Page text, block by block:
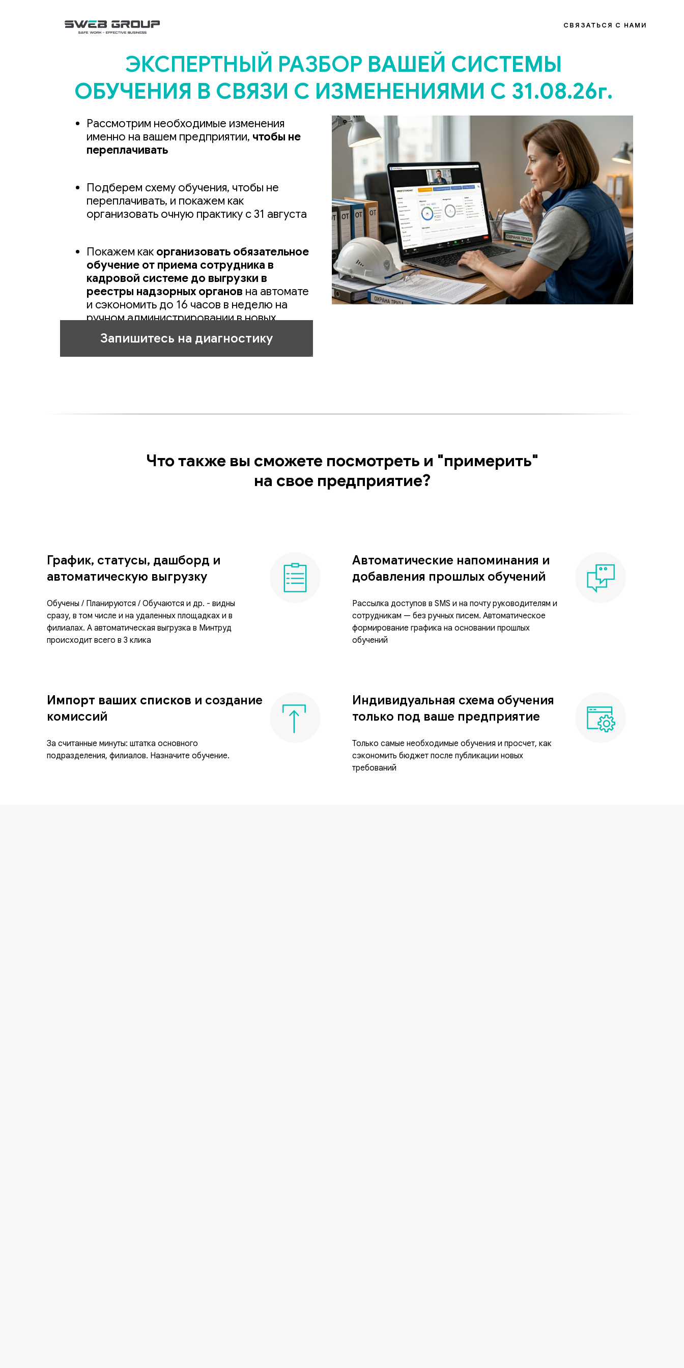
СВЯЗАТЬСЯ С НАМИ
ЭКСПЕРТНЫЙ РАЗБОР ВАШЕЙ СИСТЕМЫ
ОБУЧЕНИЯ В СВЯЗИ С ИЗМЕНЕНИЯМИ С 31.08.26г.
Рассмотрим необходимые изменения
именно на вашем предприятии, чтобы не
переплачивать
Подберем схему обучения, чтобы не
переплачивать, и покажем как
организовать очную практику с 31 августа
Покажем как организовать обязательное
обучение от приема сотрудника в
кадровой системе до выгрузки в
реестры надзорных органов на автомате
и сэкономить до 16 часов в неделю на
ручном администрировании в новых
условиях
Запишитесь на диагностику
Что также вы сможете посмотреть и "примерить"
на свое предприятие?
График, статусы, дашборд и
автоматическую выгрузку
Обучены / Планируются / Обучаются и др. - видны
сразу, в том числе и на удаленных площадках и в
филиалах. А автоматическая выгрузка в Минтруд
происходит всего в 3 клика
Автоматические напоминания и
добавления прошлых обучений
Рассылка доступов в SMS и на почту руководителям и
сотрудникам — без ручных писем. Автоматическое
формирование графика на основании прошлых
обучений
Импорт ваших списков и создание
комиссий
За считанные минуты: штатка основного
подразделения, филиалов. Назначите обучение.
Индивидуальная схема обучения
только под ваше предприятие
Только самые необходимые обучения и просчет, как
сэкономить бюджет после публикации новых
требований